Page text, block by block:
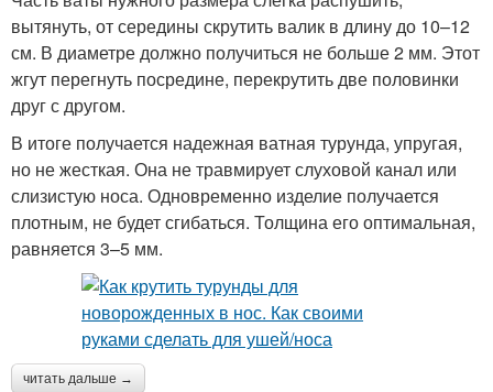
вытянуть, от середины скрутить валик в длину до 10–12
см. В диаметре должно получиться не больше 2 мм. Этот
жгут перегнуть посредине, перекрутить две половинки
друг с другом.
В итоге получается надежная ватная турунда, упругая,
но не жесткая. Она не травмирует слуховой канал или
слизистую носа. Одновременно изделие получается
плотным, не будет сгибаться. Толщина его оптимальная,
равняется 3–5 мм.
читать дальше →